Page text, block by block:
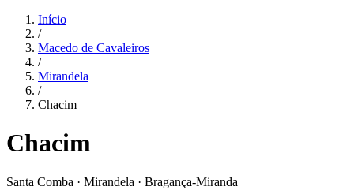
Início
/
Macedo de Cavaleiros
/
Mirandela
/
Chacim
Chacim
Santa Comba · Mirandela · Bragança-Miranda